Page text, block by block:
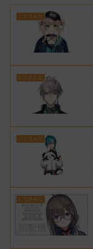
にじさんじ
にじさんじ
にじさんじ
にじさんじ